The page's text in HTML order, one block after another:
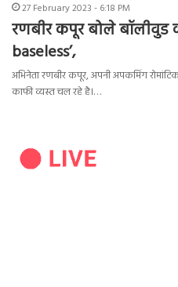
27 February 2023 - 6:18 PM
रणबीर कपूर बोले बॉलीवुड
baseless’,
अभिनेता रणबीर कपूर, अपनी अपकमिंग
काफी व्यस्त चल रहे है।…